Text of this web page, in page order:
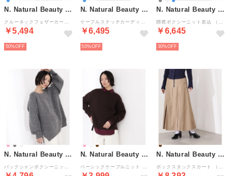
N. Natural Beauty Basic*
￥5,494
50%
N. Natural Beauty Basic*
￥6,495
50%
N. Natural Beauty Basic*
￥6,645
30%
N. Natural Beauty Basic* N. Natural Beauty Basic* N. Natural Beauty Basic*